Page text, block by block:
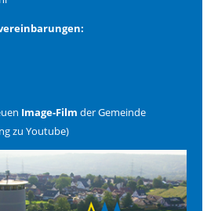
Image-Film der Gemeinde
zu Youtube)